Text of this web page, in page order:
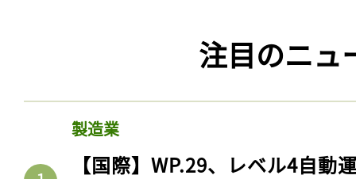
注目のニュ
製造業
【国際】WP.29、レベル4自動